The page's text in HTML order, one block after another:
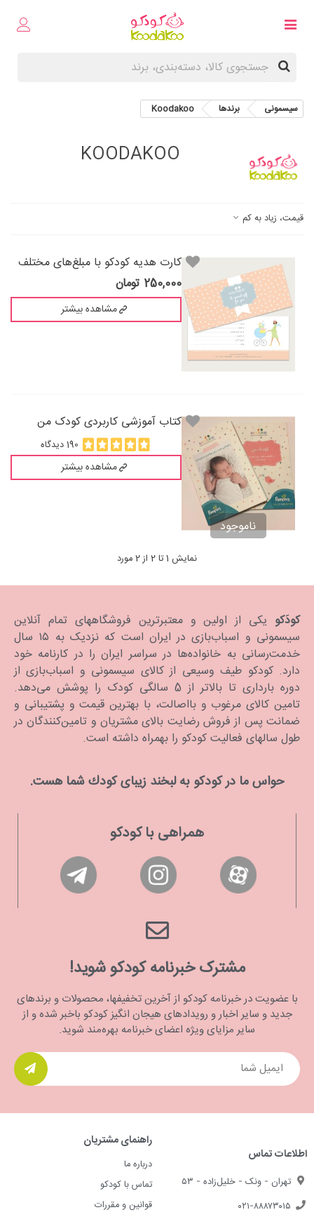
سیسمونی برندها Koodakoo
KOODAKOO
قیمت، زیاد به کم
کارت هدیه کودکو با مبلغ‌های مختلف
250,000 تومان
مشاهده بیشتر
ناموجود
کتاب آموزشی کاربردی کودک من
190 دیدگاه
مشاهده بیشتر
نمایش 1 تا 2 از 2 مورد
کودَکو یکی از اولین و معتبرترین فروشگاههای تمام آنلاین
سیسمونی و اسباب‌بازی در ایران است که نزدیک به ۱۵ سال
خدمت‌رسانی به خانواده‌ها در سراسر ایران را در کارنامه خود
دارد. كودكو طیف وسیعی از کالای سیسمونی و اسباب‌بازی از
دوره بارداری تا بالاتر از 5 سالگی کودک را پوشش می‌دهد.
تامین کالای مرغوب و بااصالت، با بهترین قیمت و پشتیبانی و
ضمانت پس از فروش رضایت بالای مشتریان و تامین‌کنندگان در
طول سالهای فعالیت کودکو را بهمراه داشته است.
حواس ما در كودكو به لبخند زیبای كودك شما هست.
همراهی با کودکو
مشترک خبرنامه کودکو شوید!
با عضویت در خبرنامه کودکو از آخرین تخفیفها، محصولات و برندهای
جدید و سایر اخبار و رویدادهای هیجان انگیز کودکو باخبر شده و از
سایر مزایای ویژه اعضای خبرنامه بهره‌مند شوید.
اطلاعات تماس
تهران - ونک - خلیل‌زاده - ۵۳
۰۲۱-۸۸۸۷۳۰۱۵
راهنمای مشتریان
درباره ما
تماس با کودکو
قوانین و مقررات